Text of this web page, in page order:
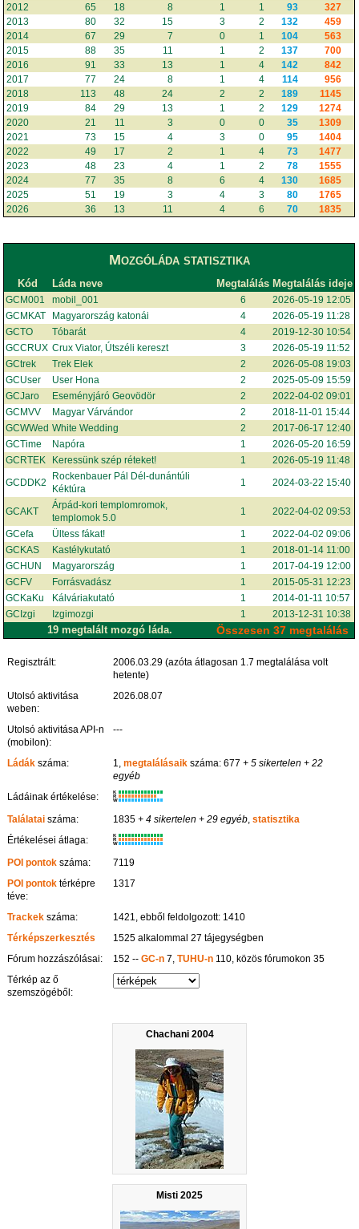
Chachani 2004
Misti 2025
2012
65 18 8 1 1 93
327
2013
80 32 15 3 2 132
459
2014
67 29 7 0 1 104
563
2015
88 35 11 1 2 137
700
2016
91 33 13 1 4 142
842
2017
77 24 8 1 4 114
956
2018
113 48 24 2 2 189
1145
2019
84 29 13 1 2 129
1274
2020
21 11 3 0 0 35
1309
2021
73 15 4 3 0 95
1404
2022
49 17 2 1 4 73
1477
2023
48 23 4 1 2 78
1555
2024
77 35 8 6 4 130
1685
2025
51 19 3 4 3 80
1765
2026
36 13 11 4 6 70 1835
Mozgóláda statisztika
Kód Láda neve Megtalálás Megtalálás ideje
GCM001 mobil_001 6
2026-05-19 12:05
GCMKAT
Magyarország katonái 4
2026-05-19 11:28
GCTO
Tóbarát 4
2019-12-30 10:54
GCCRUX Crux Viator, Útszéli kereszt 3
2026-05-19 11:52
GCtrek
Trek Elek 2
2026-05-08 19:03
GCUser
User Hona 2
2025-05-09 15:59
GCJaro
Eseményjáró Geovödör 2
2022-04-02 09:01
GCMVV
Magyar Várvándor 2
2018-11-01 15:44
GCWWed White Wedding 2
2017-06-17 12:40
GCTime
Napóra 1
2026-05-20 16:59
GCRTEK
Keressünk szép réteket! 1
2026-05-19 11:48
GCDDK2
Rockenbauer Pál Dél-dunántúli
Kéktúra
1 2024-03-22 15:40
GCAKT
Árpád-kori templomromok,
templomok 5.0
1
2022-04-02 09:53
GCefa
Ültess fákat! 1
2022-04-02 09:06
GCKAS
Kastélykutató 1
2018-01-14 11:00
GCHUN
Magyarország 1
2017-04-19 12:00
GCFV
Forrásvadász 1
2015-05-31 12:23
GCKaKu
Kálváriakutató 1
2014-01-11 10:57
GCIzgi
Izgimozgi 1 2013-12-31 10:38
19 megtalált mozgó láda. Összesen 37 megtalálás
Regisztrált:
2006.03.29 (azóta átlagosan 1.7 megtalálása volt
hetente)
Utolsó aktivitása
weben:
2026.08.07
Utolsó aktivitása API-n
(mobilon):
---
Ládák száma: 1,megtalálásaik száma: 677 + 5 sikertelen + 22
egyéb
Ládáinak értékelése:
K
R
W
Találatai száma: 1835 + 4 sikertelen + 29 egyéb ,statisztika
Értékelései átlaga:
K
R
W
POI pontok száma:
7119
POI pontok térképre
téve:
1317
Trackek száma:
1421, ebből feldolgozott: 1410
Térképszerkesztés
1525 alkalommal 27 tájegységben
Fórum hozzászólásai:
152 --GC-n 7,TUHU-n 110, közös fórumokon 35
Térkép az ő
szemszögéből: